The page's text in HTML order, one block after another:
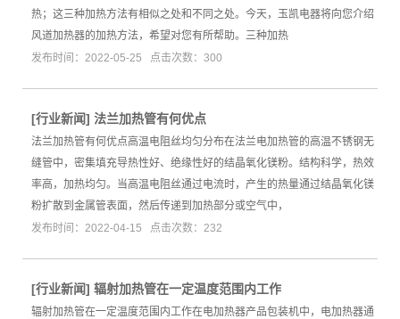
热；这三种加热方法有相似之处和不同之处。今天，玉凯电器将向您介绍
风道加热器的加热方法，希望对您有所帮助。三种加热
发布时间：2022-05-25 点击次数：300
[行业新闻] 法兰加热管有何优点
法兰加热管有何优点高温电阻丝均匀分布在法兰电加热管的高温不锈钢无
缝管中，密集填充导热性好、绝缘性好的结晶氧化镁粉。结构科学，热效
率高，加热均匀。当高温电阻丝通过电流时，产生的热量通过结晶氧化镁
粉扩散到金属管表面，然后传递到加热部分或空气中，
发布时间：2022-04-15 点击次数：232
[行业新闻] 辐射加热管在一定温度范围内工作
辐射加热管在一定温度范围内工作在电加热器产品包装机中，电加热器通